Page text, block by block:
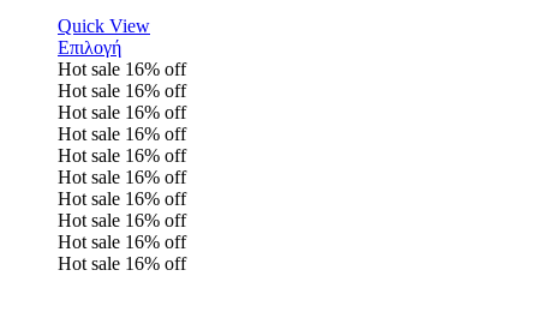
Quick View
Επιλογή
Hot sale 16% off
Hot sale 16% off
Hot sale 16% off
Hot sale 16% off
Hot sale 16% off
Hot sale 16% off
Hot sale 16% off
Hot sale 16% off
Hot sale 16% off
Hot sale 16% off